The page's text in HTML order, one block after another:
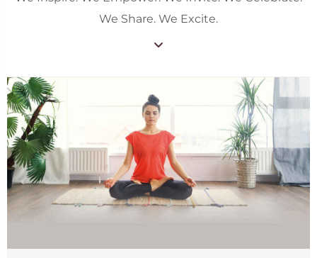
We Share. We Excite.